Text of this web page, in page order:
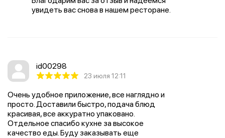
увидеть вас снова в нашем ресторане.
id00298
23 июля 12:11
Очень удобное приложение, все наглядно и
просто. Доставили быстро, подача блюд
красивая, все аккуратно упаковано.
Отдельное спасибо кухне за высокое
качество еды. Буду заказывать еще